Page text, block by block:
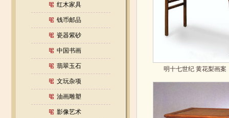
红木家具
钱币邮品
瓷器紫砂
中国书画
翡翠玉石
文玩杂项
油画雕塑
影像艺术
明十七世纪 黄花梨画案